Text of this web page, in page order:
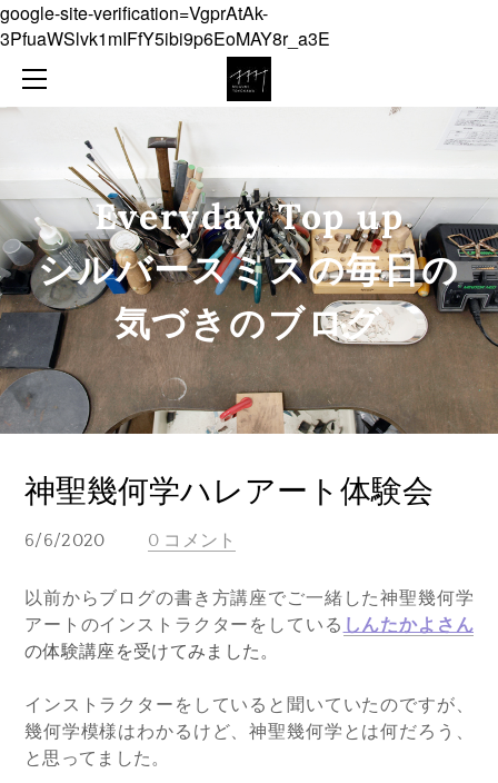
google-site-verification=VgprAtAk-
3PfuaWSlvk1mIFfY5ibi9p6EoMAY8r_a3E
Everyday Top up
​シルバースミスの毎日の
気づきのブログ
神聖幾何学ハレアート体験会
6/6/2020 0 コメント
以前からブログの書き方講座でご一緒した神聖幾何学
アートのインストラクターをしている しんたかよさん
の体験講座を受けてみました。
インストラクターをしていると聞いていたのですが、
幾何学模様はわかるけど、神聖幾何学とは何だろう、
と思ってました。
NEWS
ABOUT
COLLECTION
DIARY